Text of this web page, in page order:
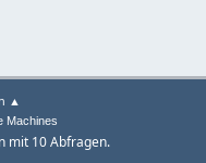
▲
Machines
mit 10 Abfragen.